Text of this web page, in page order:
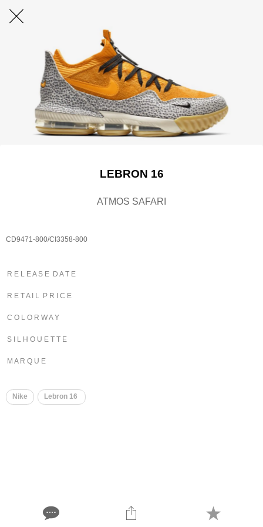
LEBRON 16
ATMOS SAFARI
CD9471-800/CI3358-800
R E L E A S E D A T E
R E T A I L P R I C E
C O L O R W A Y
S I L H O U E T T E
M A R Q U E
Nike Lebron 16